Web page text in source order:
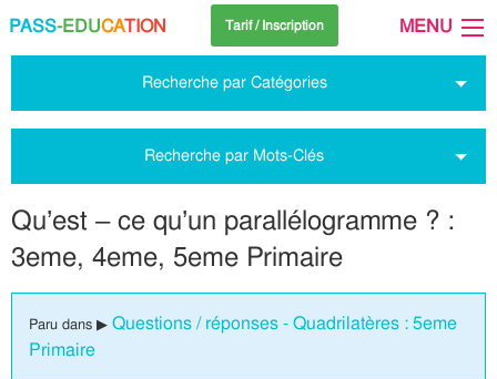
PASS-EDUCATION Tarif / Inscription MENU
Recherche par Catégories
Recherche par Mots-Clés
Qu’est – ce qu’un parallélogramme ? :
3eme, 4eme, 5eme Primaire
Paru dans ▶ Questions / réponses - Quadrilatères : 5eme
Primaire